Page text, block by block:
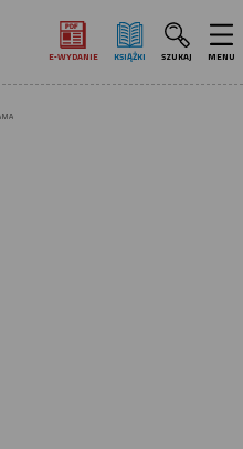
E‑WYDANIE KSIĄŻKI SZUKAJ MENU